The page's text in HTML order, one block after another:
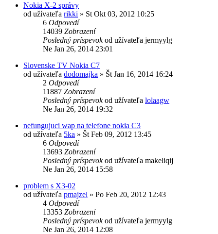
Nokia X-2 správy
od užívateľa rikki » St Okt 03, 2012 10:25
6 Odpovedí
14039 Zobrazení
Posledný príspevokod užívateľa jermyylg
Ne Jan 26, 2014 23:01
Slovenske TV Nokia C7
od užívateľa dodomajka » Št Jan 16, 2014 16:24
2 Odpovedí
11887 Zobrazení
Posledný príspevokod užívateľa lolaagw
Ne Jan 26, 2014 19:32
nefungujuci wap na telefone nokia C3
od užívateľa 5ka » Št Feb 09, 2012 13:45
6 Odpovedí
13693 Zobrazení
Posledný príspevokod užívateľa makeliqij
Ne Jan 26, 2014 15:58
problem s X3-02
od užívateľa pmajzel » Po Feb 20, 2012 12:43
4 Odpovedí
13353 Zobrazení
Posledný príspevokod užívateľa jermyylg
Ne Jan 26, 2014 12:08